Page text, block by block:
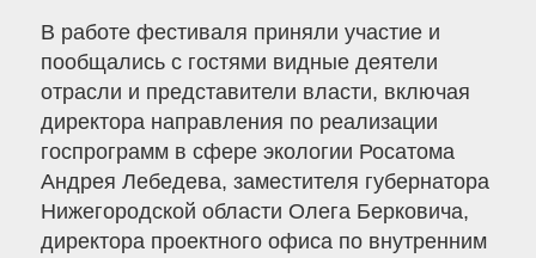
В работе фестиваля приняли участие и
пообщались с гостями видные деятели
отрасли и представители власти, включая
директора направления по реализации
госпрограмм в сфере экологии Росатома
Андрея Лебедева, заместителя губернатора
Нижегородской области Олега Берковича,
директора проектного офиса по внутренним